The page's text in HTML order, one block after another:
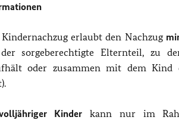
erlaubt den Nachzug
sorgeberechtigte Elternteil, zu
oder zusammen mit dem Kind
Kinder kann nur im